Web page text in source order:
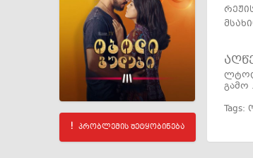
პრობლემის შეტყობინება
გამო
Tags: